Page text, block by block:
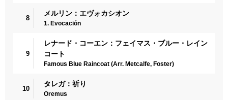
8
メルリン：エヴォカシオン
1. Evocación
9
レナード・コーエン：フェイマス・ブルー・レイン
コート
Famous Blue Raincoat (Arr. Metcalfe, Foster)
10
タレガ：祈り
Oremus